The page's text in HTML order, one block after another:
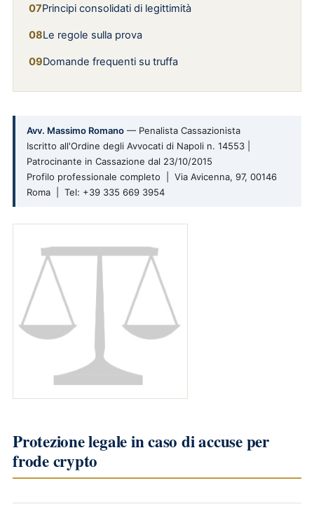
Principi consolidati di legittimità
Le regole sulla prova
Domande frequenti su truffa
Avv. Massimo Romano — Penalista Cassazionista
Iscritto all'Ordine degli Avvocati di Napoli n. 14553 |
Patrocinante in Cassazione dal 23/10/2015
Profilo professionale completo | Via Avicenna, 97, 00146
Roma | Tel: +39 335 669 3954
Protezione legale in caso di accuse per
frode crypto